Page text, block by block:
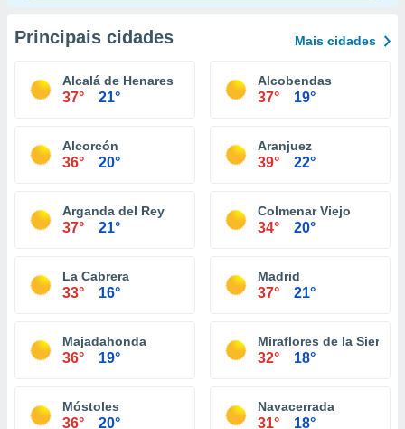
Principais cidades Mais cidades
Alcalá de Henares
37° 21°
Alcobendas
37° 19°
Alcorcón
36° 20°
Aranjuez
39° 22°
Arganda del Rey
37° 21°
Colmenar Viejo
34° 20°
La Cabrera
33° 16°
Madrid
37° 21°
Majadahonda
36° 19°
Miraflores de la Sierra
32° 18°
Móstoles
36° 20°
Navacerrada
31° 18°